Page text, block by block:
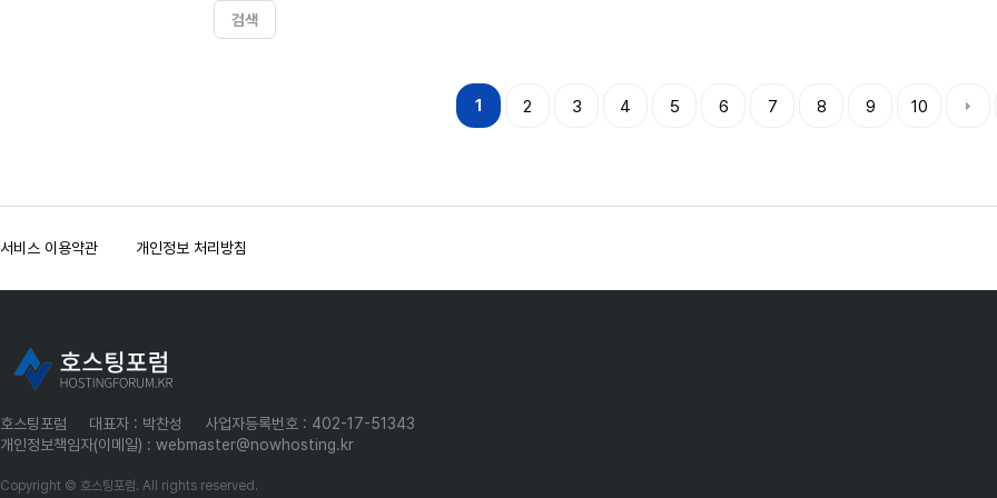
검색
1 2 3 4 5 6 7 8 9 10
맨끝
서비스 이용약관 개인정보 처리방침
호스팅포럼 대표자 : 박찬성
사업자등록번호 : 402-17-51343
개인정보책임자(이메일) : webmaster@nowhosting.kr
Copyright © 호스팅포럼. All rights reserved.